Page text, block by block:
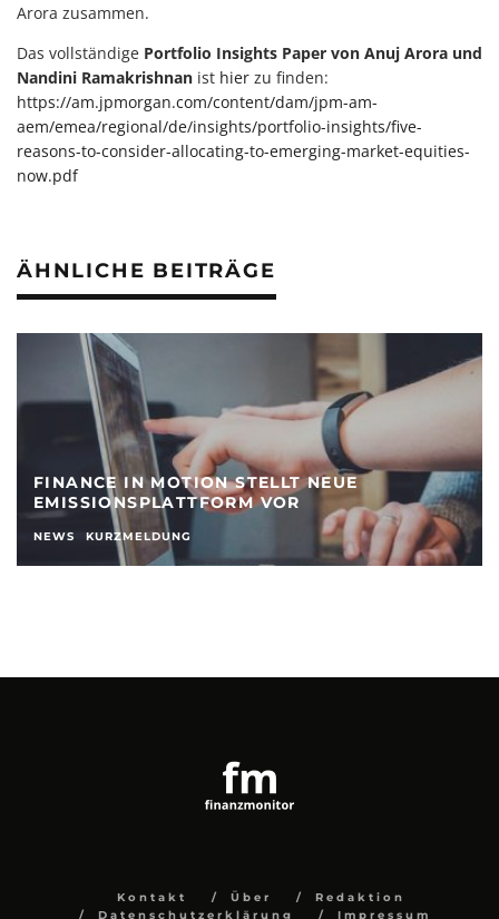
Arora zusammen.
Das vollständige Portfolio Insights Paper von Anuj Arora und
Nandini Ramakrishnan ist hier zu finden:
https://am.jpmorgan.com/content/dam/jpm-am-
aem/emea/regional/de/insights/portfolio-insights/five-
reasons-to-consider-allocating-to-emerging-market-equities-
now.pdf
ÄHNLICHE BEITRÄGE
FINANCE IN MOTION STELLT NEUE
EMISSIONSPLATTFORM VOR
NEWS KURZMELDUNG
Kontakt Über
Redaktion
Datenschutzerklärung
Impressum